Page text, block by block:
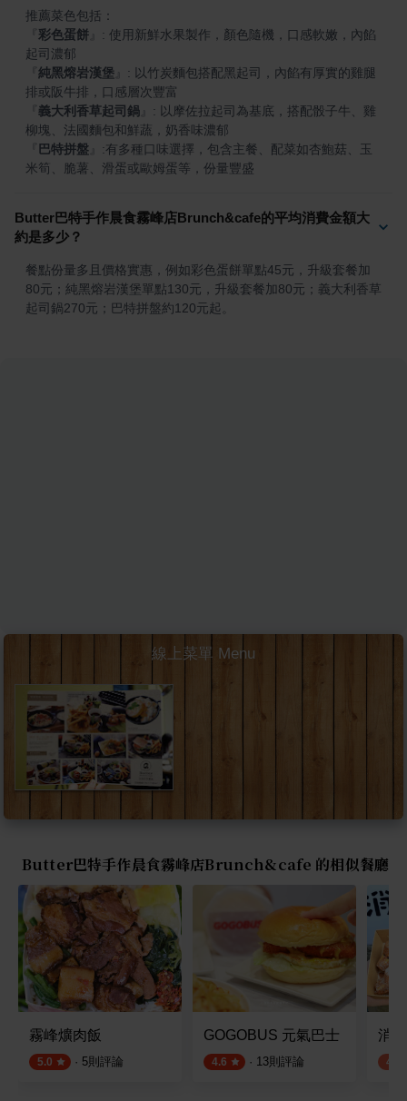
彩色蛋餅
: 使用新鮮水果製作，顏色隨機，口感軟嫩，內餡
純黑熔岩漢堡
: 以竹炭麵包搭配黑起司，內餡有厚實的雞腿
義大利香草起司鍋
: 以摩佐拉起司為基底，搭配骰子牛、雞
巴特拼盤
:有多種口味選擇，包含主餐、配菜如杏鮑菇、玉
米筍、脆薯、滑蛋或歐姆蛋等，份量豐盛
Butter巴特手作晨食霧峰店Brunch&cafe的平均消費金額大
約是多少？
餐點份量多且價格實惠，例如彩色蛋餅單點45元，升級套餐加
80元；純黑熔岩漢堡單點130元，升級套餐加80元；義大利香草
起司鍋270元；巴特拼盤約120元起。
線上菜單 Menu
Butter巴特手作晨食霧峰店Brunch&cafe 的相似餐廳
霧峰爌肉飯
5.0 · 5則評論
GOGOBUS 元氣巴士
4.6 · 13則評論
消
4.0